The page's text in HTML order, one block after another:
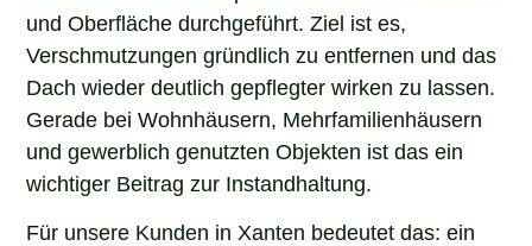
und Oberfläche durchgeführt. Ziel ist es,
Verschmutzungen gründlich zu entfernen und das
Dach wieder deutlich gepflegter wirken zu lassen.
Gerade bei Wohnhäusern, Mehrfamilienhäusern
und gewerblich genutzten Objekten ist das ein
wichtiger Beitrag zur Instandhaltung.
Für unsere Kunden in Xanten bedeutet das: ein